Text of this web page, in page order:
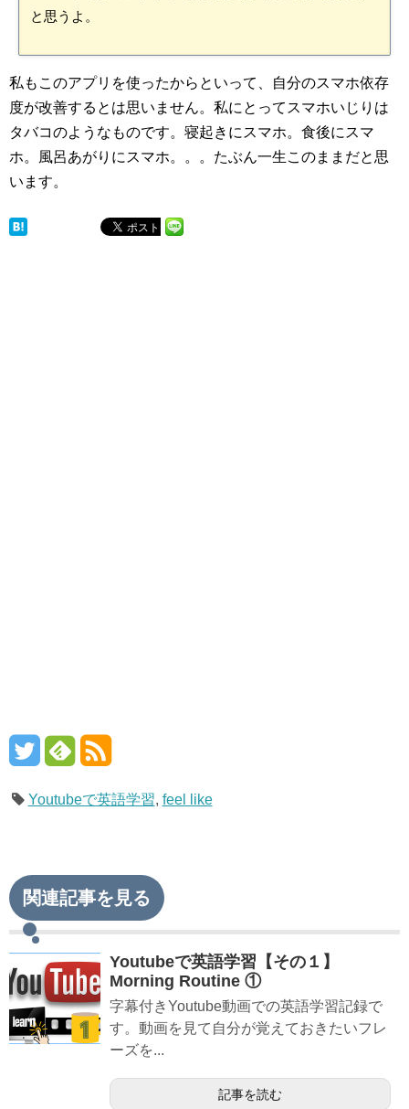
と思うよ。
私もこのアプリを使ったからといって、自分のスマホ依存
度が改善するとは思いません。私にとってスマホいじりは
タバコのようなものです。寝起きにスマホ。食後にスマ
ホ。風呂あがりにスマホ。。。たぶん一生このままだと思
います。
Youtubeで英語学習, feel like
関連記事を見る
Youtubeで英語学習【その１】
Morning Routine ①
字幕付きYoutube動画での英語学習記録で
す。動画を見て自分が覚えておきたいフレ
ーズを...
記事を読む